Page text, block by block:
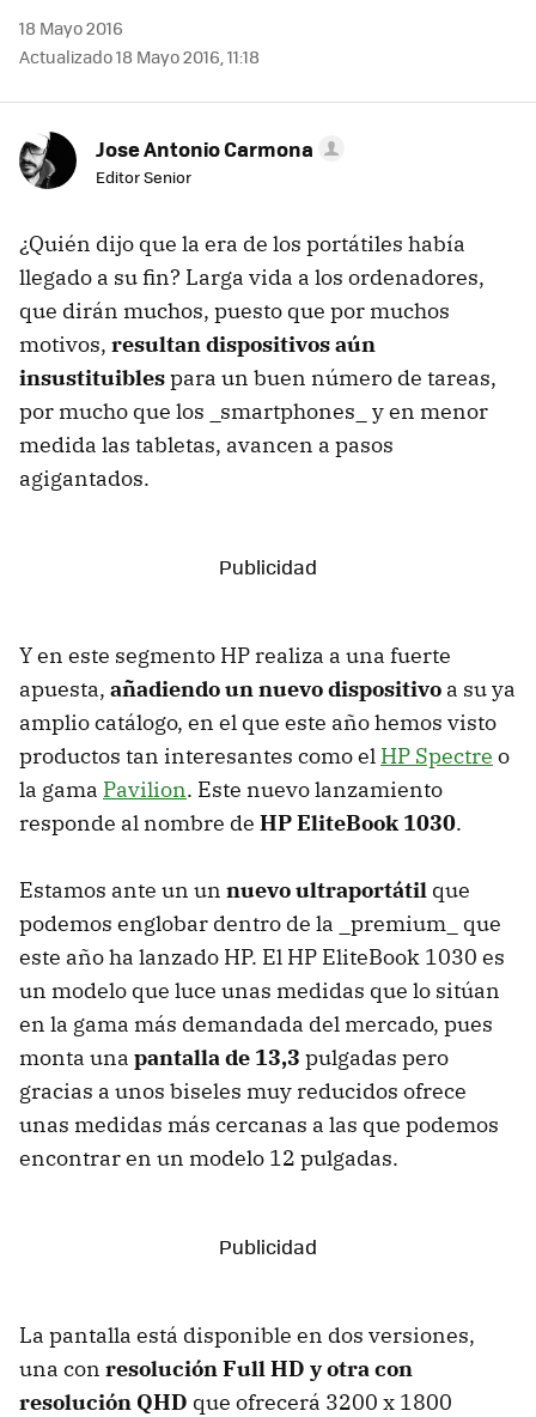
18 Mayo 2016
Actualizado 18 Mayo 2016, 11:18
Jose Antonio Carmona
Editor Senior
¿Quién dijo que la era de los portátiles había
llegado a su fin? Larga vida a los ordenadores,
que dirán muchos, puesto que por muchos
motivos, resultan dispositivos aún
insustituiblespara un buen número de tareas,
por mucho que los _smartphones_ y en menor
medida las tabletas, avancen a pasos
agigantados.
Y en este segmento HP realiza a una fuerte
apuesta, añadiendo un nuevo dispositivo a su ya
amplio catálogo, en el que este año hemos visto
productos tan interesantes como el HP Spectre o
la gama Pavilion. Este nuevo lanzamiento
responde al nombre de HP EliteBook 1030.
Estamos ante un un nuevo ultraportátil que
podemos englobar dentro de la _premium_ que
este año ha lanzado HP. El HP EliteBook 1030 es
un modelo que luce unas medidas que lo sitúan
en la gama más demandada del mercado, pues
monta una pantalla de 13,3 pulgadas pero
gracias a unos biseles muy reducidos ofrece
unas medidas más cercanas a las que podemos
encontrar en un modelo 12 pulgadas.
La pantalla está disponible en dos versiones,
una con resolución Full HD y otra con
resolución QHD que ofrecerá 3200 x 1800